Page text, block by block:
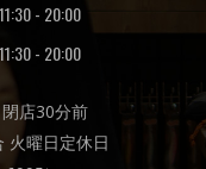
11:30- 20:00
11:30- 20:00
店30分前
火曜日定休日